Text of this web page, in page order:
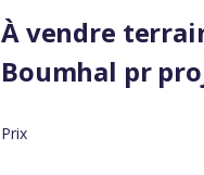
À vendre
Boumhal pr
Prix